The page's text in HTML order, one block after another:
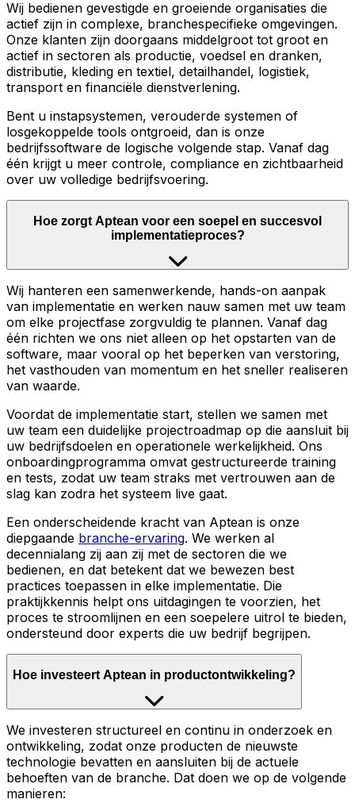
Wij bedienen gevestigde en groeiende organisaties die
actief zijn in complexe, branchespecifieke omgevingen.
Onze klanten zijn doorgaans middelgroot tot groot en
actief in sectoren als productie, voedsel en dranken,
distributie, kleding en textiel, detailhandel, logistiek,
transport en financiële dienstverlening.
Bent u instapsystemen, verouderde systemen of
losgekoppelde tools ontgroeid, dan is onze
bedrijfssoftware de logische volgende stap. Vanaf dag
één krijgt u meer controle, compliance en zichtbaarheid
over uw volledige bedrijfsvoering.
Hoe zorgt Aptean voor een soepel en succesvol
implementatieproces?
Wij hanteren een samenwerkende, hands-on aanpak
van implementatie en werken nauw samen met uw team
om elke projectfase zorgvuldig te plannen. Vanaf dag
één richten we ons niet alleen op het opstarten van de
software, maar vooral op het beperken van verstoring,
het vasthouden van momentum en het sneller realiseren
van waarde.
Voordat de implementatie start, stellen we samen met
uw team een duidelijke projectroadmap op die aansluit bij
uw bedrijfsdoelen en operationele werkelijkheid. Ons
onboardingprogramma omvat gestructureerde training
en tests, zodat uw team straks met vertrouwen aan de
slag kan zodra het systeem live gaat.
Een onderscheidende kracht van Aptean is onze
diepgaande branche-ervaring. We werken al
decennialang zij aan zij met de sectoren die we
bedienen, en dat betekent dat we bewezen best
practices toepassen in elke implementatie. Die
praktijkkennis helpt ons uitdagingen te voorzien, het
proces te stroomlijnen en een soepelere uitrol te bieden,
ondersteund door experts die uw bedrijf begrijpen.
Hoe investeert Aptean in productontwikkeling?
We investeren structureel en continu in onderzoek en
ontwikkeling, zodat onze producten de nieuwste
technologie bevatten en aansluiten bij de actuele
behoeften van de branche. Dat doen we op de volgende
manieren: